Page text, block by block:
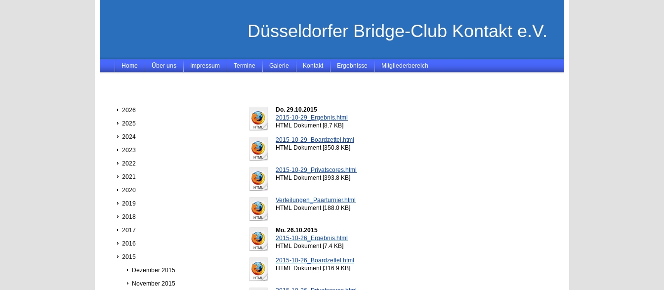
Düsseldorfer Bridge-Club Kontakt e.V.
Home Über uns Impressum Termine Galerie Kontakt Ergebnisse Mitgliederbereich
2026
2025
2024
2023
2022
2021
2020
2019
2018
2017
2016
2015
Dezember 2015
November 2015
Do. 29.10.2015
2015-10-29_Ergebnis.html
HTML Dokument [8.7 KB]
2015-10-29_Boardzettel.html
HTML Dokument [350.8 KB]
2015-10-29_Privatscores.html
HTML Dokument [393.8 KB]
Verteilungen_Paarturnier.html
HTML Dokument [188.0 KB]
Mo. 26.10.2015
2015-10-26_Ergebnis.html
HTML Dokument [7.4 KB]
2015-10-26_Boardzettel.html
HTML Dokument [316.9 KB]